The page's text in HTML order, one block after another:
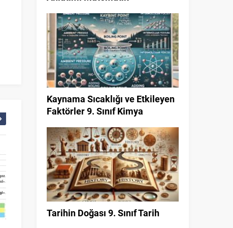
Kaynama Sıcaklığı ve Etkileyen
Faktörler 9. Sınıf Kimya
Tarihin Doğası 9. Sınıf Tarih